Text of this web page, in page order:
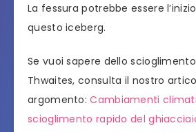
La fessura potrebbe essere
questo iceberg.
Se vuoi sapere dello
Thwaites, consulta il nostro
argomento:Cambiamenti
scioglimento rapido del